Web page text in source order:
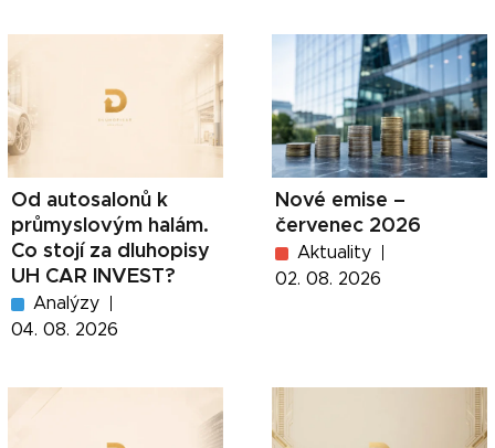
Od autosalonů k
průmyslovým halám.
Co stojí za dluhopisy
UH CAR INVEST?
Analýzy
04. 08. 2026
Nové emise –
červenec 2026
Aktuality
02. 08. 2026